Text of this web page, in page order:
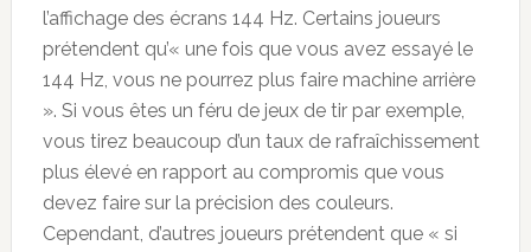
l’affichage des écrans 144 Hz. Certains joueurs
prétendent qu’« une fois que vous avez essayé le
144 Hz, vous ne pourrez plus faire machine arrière
». Si vous êtes un féru de jeux de tir par exemple,
vous tirez beaucoup d’un taux de rafraîchissement
plus élevé en rapport au compromis que vous
devez faire sur la précision des couleurs.
Cependant, d’autres joueurs prétendent que « si